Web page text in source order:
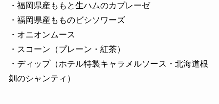
・福岡県産ももと生ハムのカプレーゼ
・福岡県産もものビシソワーズ
・オニオンムース
・スコーン（プレーン・紅茶）
・ディップ（ホテル特製キャラメルソース・北海道根
釧のシャンティ）